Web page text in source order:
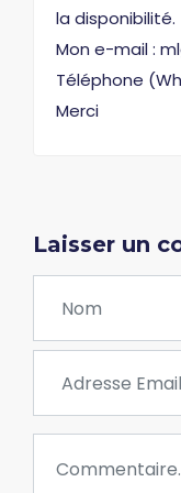
la disponibilité.
Mon e-mail :
Téléphone
Merci
Laisser un